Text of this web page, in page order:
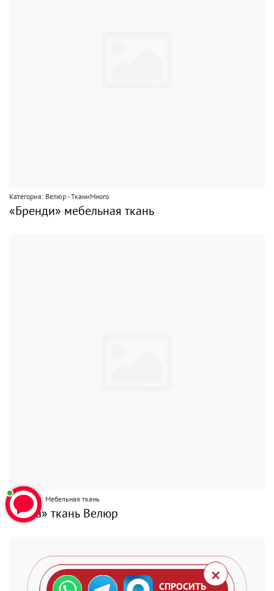
СПРОСИТЬ
Категория: Велюр - ТканиМного
«Бренди» мебельная ткань
Категория: Мебельная ткань
«Вера» ткань Велюр